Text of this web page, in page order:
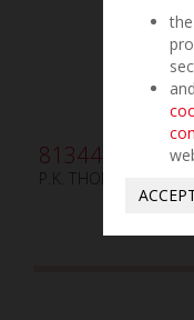
813440
P.K. THOMAS N.4